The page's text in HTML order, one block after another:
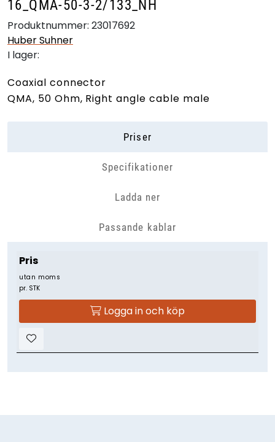
16_QMA-50-3-2/133_NH
Produktnummer: 23017692
Huber Suhner
I lager:
Coaxial connector
QMA, 50 Ohm, Right angle cable male
Priser
Specifikationer
Ladda ner
Passande kablar
Pris
utan moms
pr. STK
Logga in och köp